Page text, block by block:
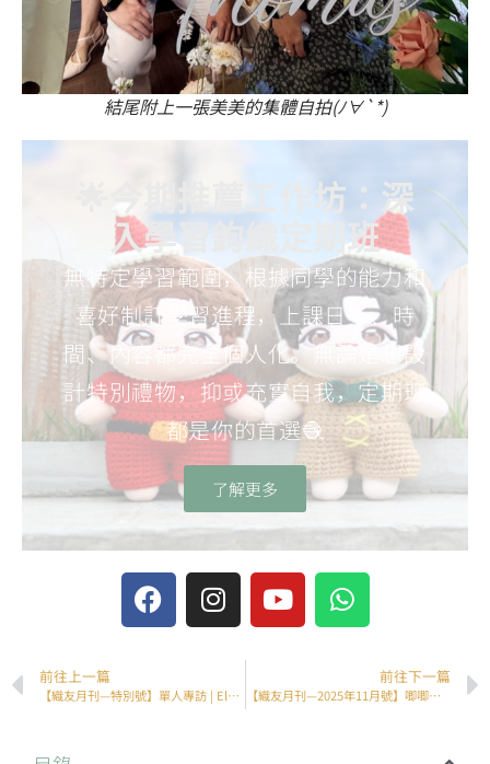
結尾附上一張美美的集體自拍(ﾉ∀`*)
🌟今期推薦工作坊：深
入學習鉤織定期班
無特定學習範圍，根據同學的能力和
喜好制訂學習進程，上課日子、時
間、內容都完全個人化。無論是想設
計特別禮物，抑或充實自我，定期班
都是你的首選🧶
了解更多
前往上一篇
【織友月刊—特別號】單人專訪 | Elaine耗時半年的鉤織「嫁妝」全紀錄
前往下一篇
【織友月刊—2025年11月號】唧唧同學會優秀習作貼堂集